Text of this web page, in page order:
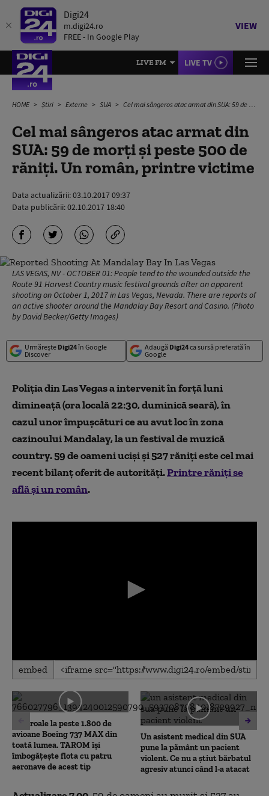
Digi24
m.digi24.ro
FREE - In Google Play
VIEW
LIVE FM LIVE TV
HOME Știri Externe SUA Cel mai sângeros atac armat din SUA: 59 de morți și peste 500 de răniți. Un român, printre victime
Cel mai sângeros atac armat din
SUA: 59 de morți și peste 500 de
răniți. Un român, printre victime
Data actualizării:03.10.2017 09:37
Data publicării:02.10.2017 18:40
LAS VEGAS, NV - OCTOBER 01: People tend to the wounded outside the
Route 91 Harvest Country music festival grounds after an apparent
shooting on October 1, 2017 in Las Vegas, Nevada. There are reports of
an active shooter around the Mandalay Bay Resort and Casino. (Photo
by David Becker/Getty Images)
Urmărește Digi24în Google
Discover
Adaugă Digi24ca sursă preferată în
Google
Poliția din Las Vegas a intervenit în forță luni
dimineață (ora locală 22:30, duminică seară), în
cazul unor împușcături ce au avut loc în zona
cazinoului Mandalay, la un festival de muzică
country. 59 de oameni uciși și 527 răniți este cel mai
recent bilanț oferit de autorități.Printre răniți se
află și un român.
0
seconds
0
seconds
embed
Controale la peste 1.800 de
avioane Boeing 737 MAX din
toată lumea. TAROM își
îmbogățește flota cu patru
aeronave de acest tip
Un asistent medical din SUA
pune la pământ un pacient
violent. Ce nu a știut bărbatul
agresiv atunci când l-a atacat